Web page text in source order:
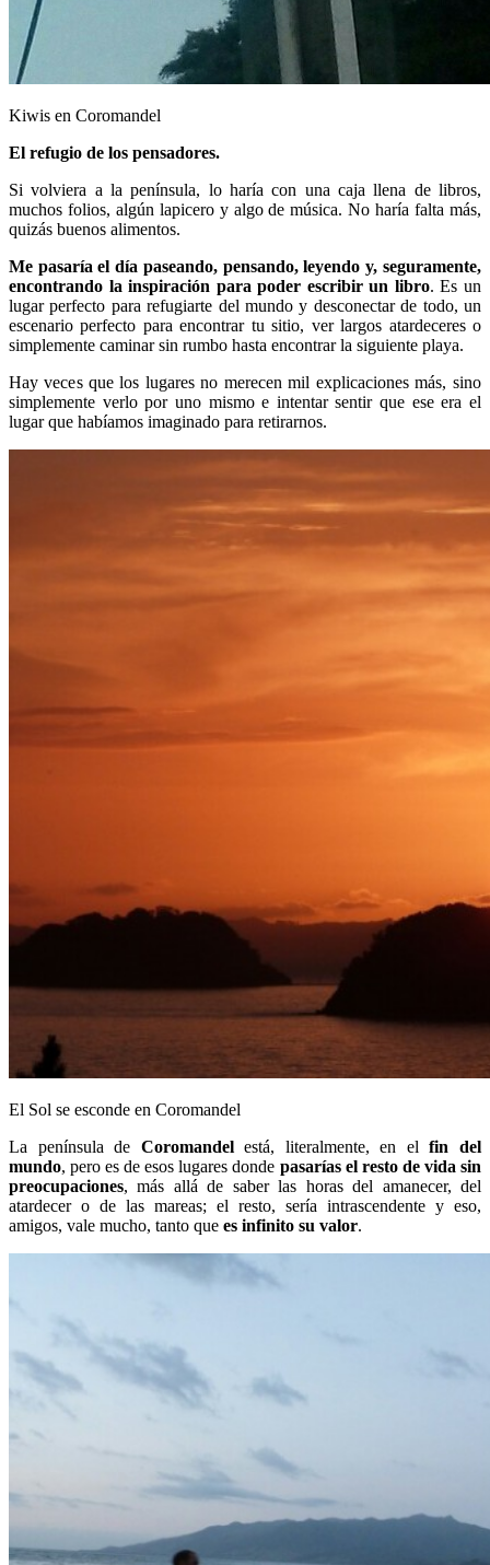
Kiwis en Coromandel
El refugio de los pensadores.
Si volviera a la península, lo haría con una caja llena de libros,
muchos folios, algún lapicero y algo de música. No haría falta más,
quizás buenos alimentos.
Me pasaría el día paseando, pensando, leyendo y, seguramente,
encontrando la inspiración para poder escribir un libro. Es un
lugar perfecto para refugiarte del mundo y desconectar de todo, un
escenario perfecto para encontrar tu sitio, ver largos atardeceres o
simplemente caminar sin rumbo hasta encontrar la siguiente playa.
Hay veces que los lugares no merecen mil explicaciones más, sino
simplemente verlo por uno mismo e intentar sentir que ese era el
lugar que habíamos imaginado para retirarnos.
El Sol se esconde en Coromandel
La península de Coromandelestá, literalmente, en elfin del
mundo, pero es de esos lugares donde pasarías el resto de vida sin
preocupaciones, más allá de saber las horas del amanecer, del
atardecer o de las mareas; el resto, sería intrascendente y eso,
amigos, vale mucho, tanto que es infinito su valor.